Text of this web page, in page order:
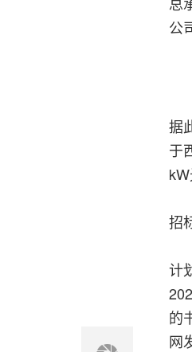
公
据
于
招
计
的
网